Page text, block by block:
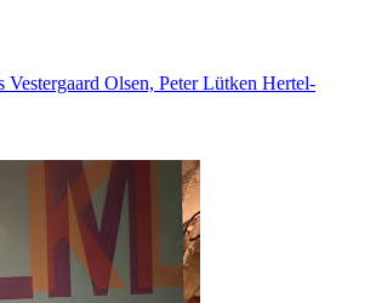
Olsen, Peter Lütken Hertel-